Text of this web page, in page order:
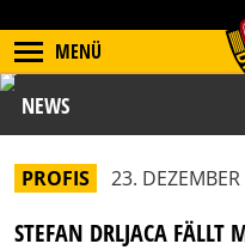
MENÜ
NEWS
PROFIS 23.
STEFAN DRLJACA FÄLLT